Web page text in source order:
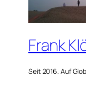
Frank
Seit 2016. Auf